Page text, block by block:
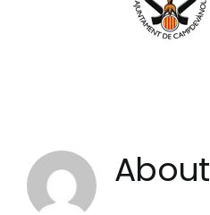
Ajuntament About